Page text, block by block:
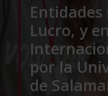
Lucro, y
por la
de